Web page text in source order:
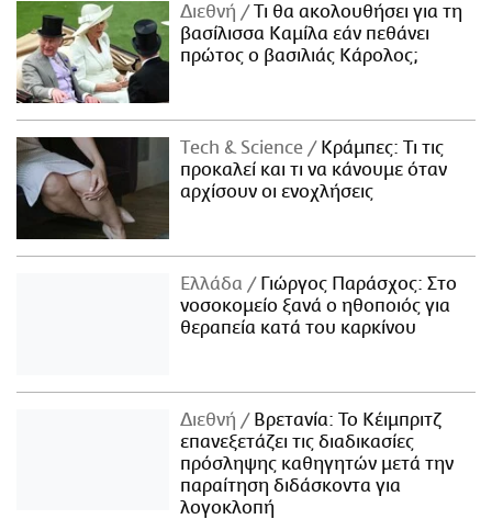
Διεθνή
Τι θα ακολουθήσει για τη
βασίλισσα Καμίλα εάν πεθάνει
πρώτος ο βασιλιάς Κάρολος;
Τech & Science
Κράμπες: Τι τις
προκαλεί και τι να κάνουμε όταν
αρχίσουν οι ενοχλήσεις
Ελλάδα
Γιώργος Παράσχος: Στο
νοσοκομείο ξανά ο ηθοποιός για
θεραπεία κατά του καρκίνου
Διεθνή
Βρετανία: Το Κέιμπριτζ
επανεξετάζει τις διαδικασίες
πρόσληψης καθηγητών μετά την
παραίτηση διδάσκοντα για
λογοκλοπή